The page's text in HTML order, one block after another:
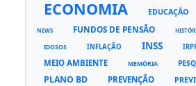
ECONOMIA EDUCAÇÃO
NEWS FUNDOS DE PENSÃO
IDOSOS INFLAÇÃO INSS
MEIO AMBIENTE MEMÓRIA
PLANO BD PREVENÇÃO